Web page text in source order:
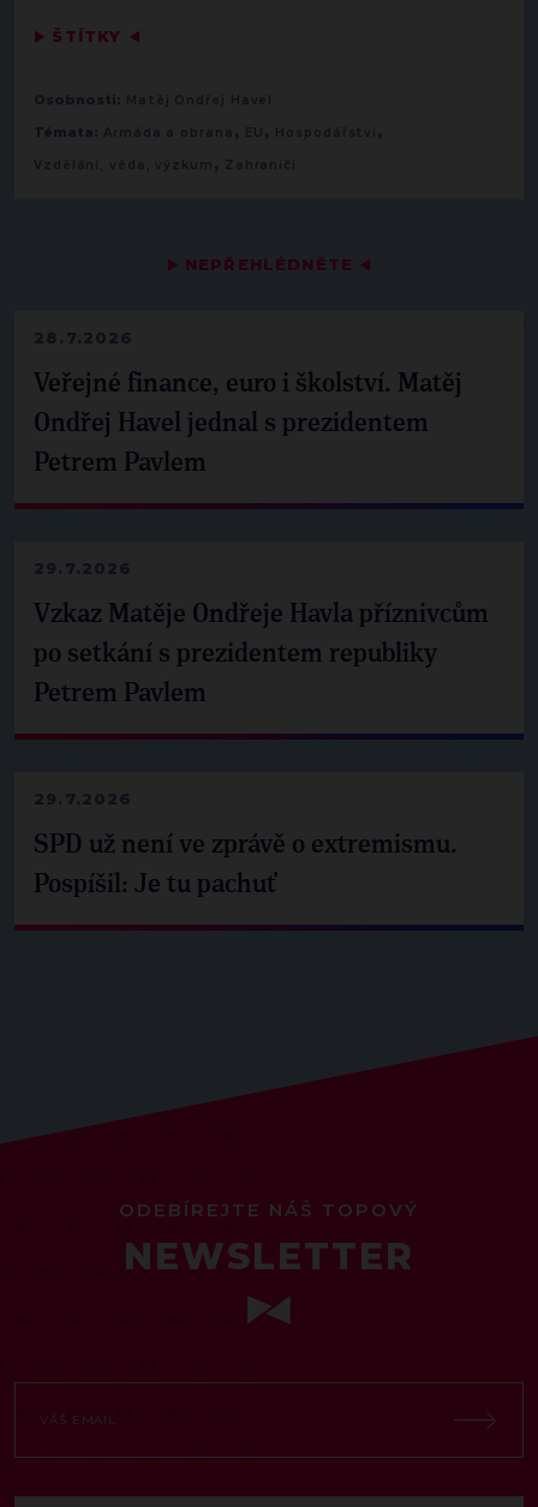
▶ NEPŘEHLÉDNĚTE ◀
28.7.2026
Veřejné finance, euro i školství. Matěj
Ondřej Havel jednal s prezidentem
Petrem Pavlem
29.7.2026
Vzkaz Matěje Ondřeje Havla příznivcům
po setkání s prezidentem republiky
Petrem Pavlem
29.7.2026
SPD už není ve zprávě o extremismu.
Pospíšil: Je tu pachuť
▶ ŠTÍTKY ◀
Osobnosti: Matěj Ondřej Havel
Témata: Armáda a obrana , EU , Hospodářství ,
Vzdělání, věda, výzkum , Zahraničí
ODEBÍREJTE NÁŠ TOPOVÝ
NEWSLETTER